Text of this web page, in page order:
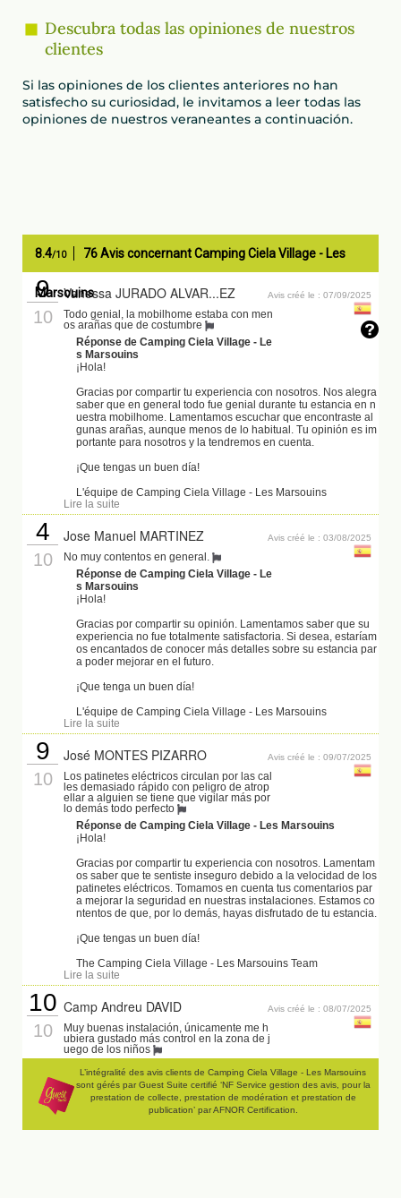
Descubra todas las opiniones de nuestros
clientes
Si las opiniones de los clientes anteriores no han
satisfecho su curiosidad, le invitamos a leer todas las
opiniones de nuestros veraneantes a continuación.